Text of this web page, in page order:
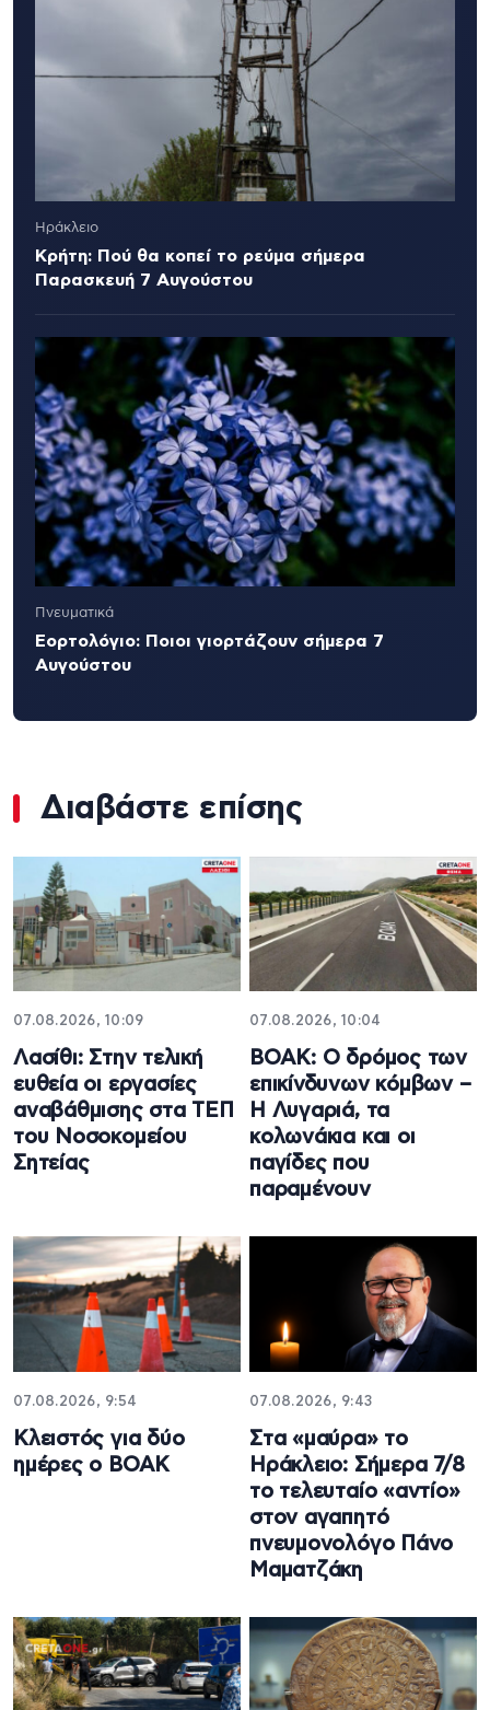
Ηράκλειο
Κρήτη: Πού θα κοπεί το ρεύμα σήμερα
Παρασκευή 7 Αυγούστου
Πνευματικά
Εορτολόγιο: Ποιοι γιορτάζουν σήμερα 7
Αυγούστου
Διαβάστε επίσης
07.08.2026, 10:09
Λασίθι: Στην τελική
ευθεία οι εργασίες
αναβάθμισης στα ΤΕΠ
του Νοσοκομείου
Σητείας
07.08.2026, 10:04
ΒΟΑΚ: Ο δρόμος των
επικίνδυνων κόμβων –
Η Λυγαριά, τα
κολωνάκια και οι
παγίδες που
παραμένουν
07.08.2026, 9:54
Κλειστός για δύο
ημέρες ο ΒΟΑΚ
07.08.2026, 9:43
Στα «μαύρα» το
Ηράκλειο: Σήμερα 7/8
το τελευταίο «αντίο»
στον αγαπητό
πνευμονολόγο Πάνο
Μαματζάκη